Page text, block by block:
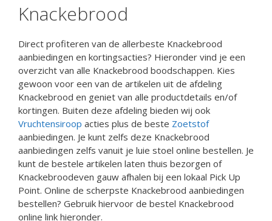
Knackebrood
Direct profiteren van de allerbeste Knackebrood
aanbiedingen en kortingsacties? Hieronder vind je een
overzicht van alle Knackebrood boodschappen. Kies
gewoon voor een van de artikelen uit de afdeling
Knackebrood en geniet van alle productdetails en/of
kortingen. Buiten deze afdeling bieden wij ook
Vruchtensiroop acties plus de beste Zoetstof
aanbiedingen. Je kunt zelfs deze Knackebrood
aanbiedingen zelfs vanuit je luie stoel online bestellen. Je
kunt de bestele artikelen laten thuis bezorgen of
Knackebroodeven gauw afhalen bij een lokaal Pick Up
Point. Online de scherpste Knackebrood aanbiedingen
bestellen? Gebruik hiervoor de bestel Knackebrood
online link hieronder.